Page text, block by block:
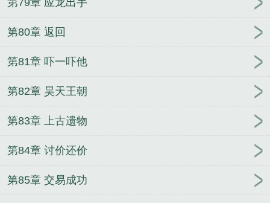
第79章 应龙出手
第80章 返回
第81章 吓一吓他
第82章 昊天王朝
第83章 上古遗物
第84章 讨价还价
第85章 交易成功